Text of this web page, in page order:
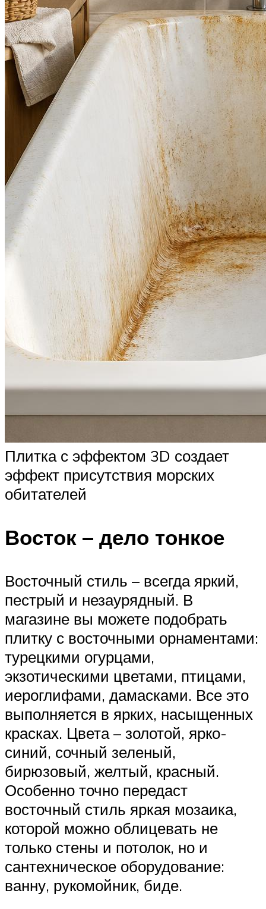
Плитка с эффектом 3D создает
эффект присутствия морских
обитателей
Восток – дело тонкое
Восточный стиль – всегда яркий,
пестрый и незаурядный. В
магазине вы можете подобрать
плитку с восточными орнаментами:
турецкими огурцами,
экзотическими цветами, птицами,
иероглифами, дамасками. Все это
выполняется в ярких, насыщенных
красках. Цвета – золотой, ярко-
синий, сочный зеленый,
бирюзовый, желтый, красный.
Особенно точно передаст
восточный стиль яркая мозаика,
которой можно облицевать не
только стены и потолок, но и
сантехническое оборудование:
ванну, рукомойник, биде.